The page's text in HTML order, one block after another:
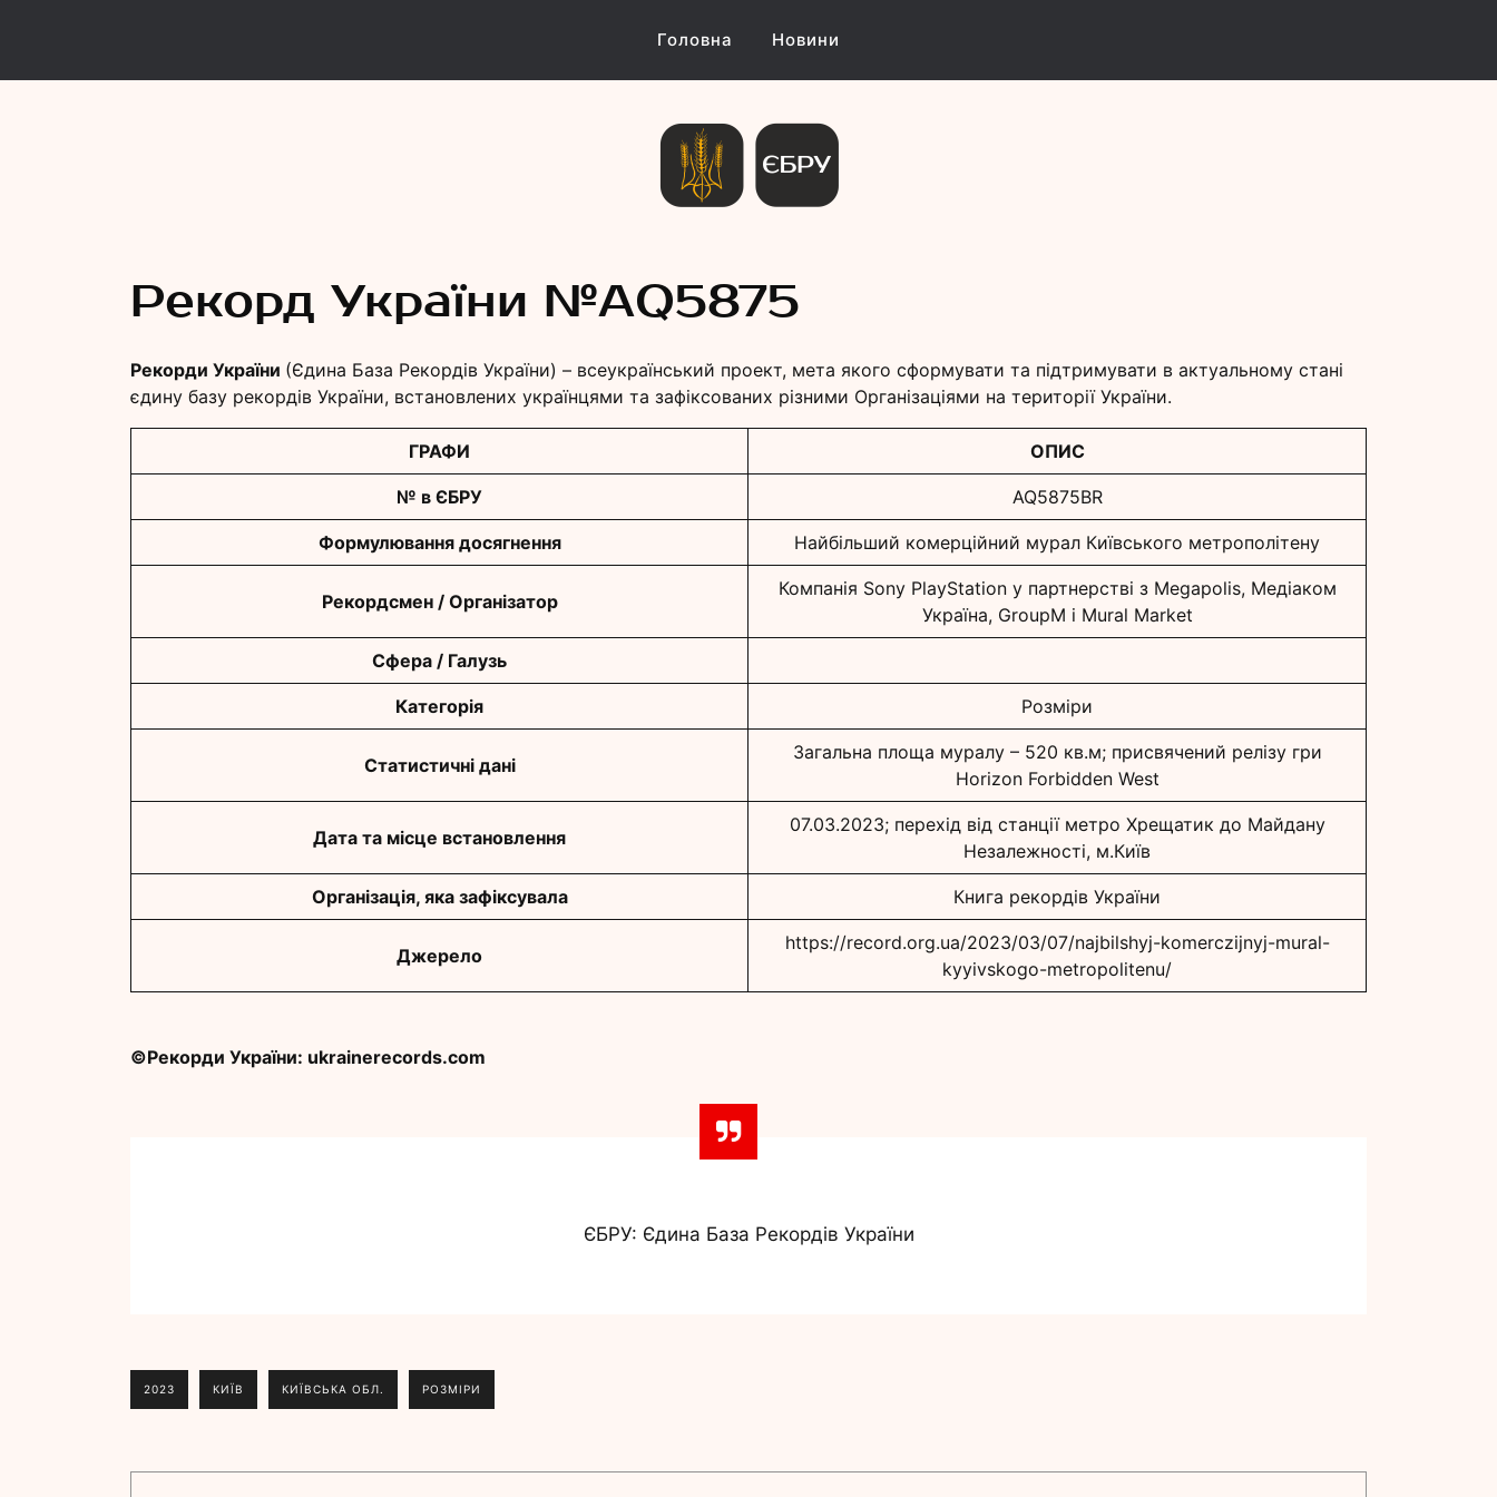
Головна Новини
Рекорди України
Рекорд України №АQ5875
Рекорди України (Єдина База Рекордів України) – всеукраїнський проект, мета якого сформувати та підтримувати в актуальному стані
єдину базу рекордів України, встановлених українцями та зафіксованих різними Організаціями на території України.
ГРАФИ ОПИС
№ в ЄБРУ AQ5875BR
Формулювання досягнення Найбільший комерційний мурал Київського метрополітену
Рекордсмен / Організатор
Компанія Sony PlayStation у партнерстві з Megapolis, Медіаком
Україна, GroupM і Mural Market
Сфера / Галузь
Категорія Розміри
Статистичні дані
Загальна площа муралу – 520 кв.м; присвячений релізу гри
Horizon Forbidden West
Дата та місце встановлення
07.03.2023; перехід від станції метро Хрещатик до Майдану
Незалежності, м.Київ
Організація, яка зафіксувала Книга рекордів України
Джерело
https://record.org.ua/2023/03/07/najbilshyj-komerczijnyj-mural-
kyyivskogo-metropolitenu/
©Рекорди України: ukrainerecords.com
ЄБРУ: Єдина База Рекордів України
2023 КИЇВ КИЇВСЬКА ОБЛ. РОЗМІРИ